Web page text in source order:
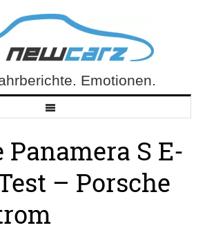
Emotionen.
Panamera S E-
– Porsche